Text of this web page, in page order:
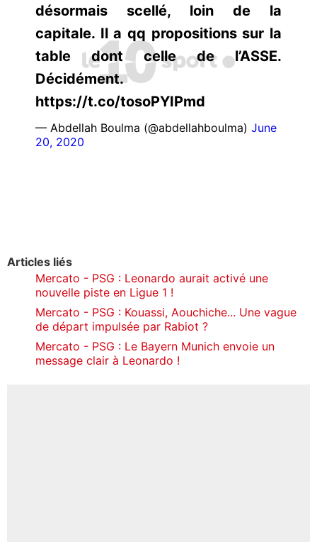
désormais scellé, loin de la
capitale. Il a qq propositions sur la
table dont celle de l’ASSE.
Décidément.
https://t.co/tosoPYIPmd
— Abdellah Boulma (@abdellahboulma) June
20, 2020
Articles liés
Mercato - PSG : Leonardo aurait activé une
nouvelle piste en Ligue 1 !
Mercato - PSG : Kouassi, Aouchiche... Une vague
de départ impulsée par Rabiot ?
Mercato - PSG : Le Bayern Munich envoie un
message clair à Leonardo !